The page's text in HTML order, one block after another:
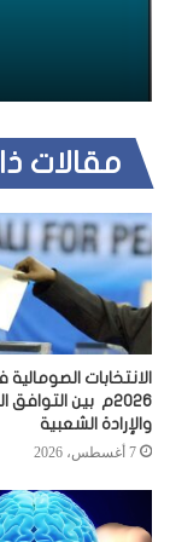
مقالات
الانتخابات
2026م بين
والإرادة الشعبية
7 أغسطس، 2026